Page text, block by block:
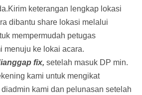
keterangan lengkap lokasi
dibantu share lokasi melalui
mempermudah petugas
menuju ke lokai acara.
fix, setelah masuk DP min.
kami untuk mengikat
kami dan pelunasan setelah